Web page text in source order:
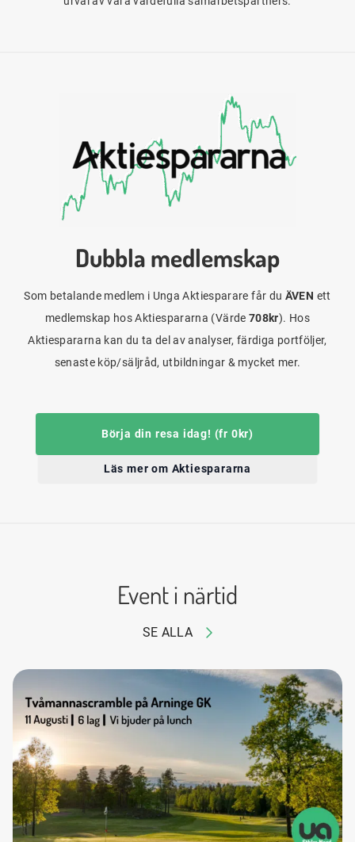
Dubbla medlemskap
Som betalande medlem i Unga Aktiesparare får du ÄVEN ett
medlemskap hos Aktiespararna (Värde 708kr). Hos
Aktiespararna kan du ta del av analyser, färdiga portföljer,
senaste köp/säljråd, utbildningar & mycket mer.
Börja din resa idag! (fr 0kr)
Läs mer om Aktiespararna
Event i närtid
SE ALLA